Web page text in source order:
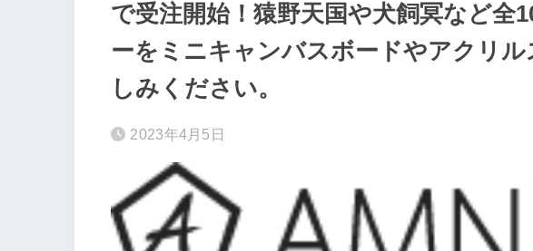
で受注開始！猿野天国や犬飼冥など全
ーをミニキャンバスボードやアクリ
しみください。
2023年4月5日